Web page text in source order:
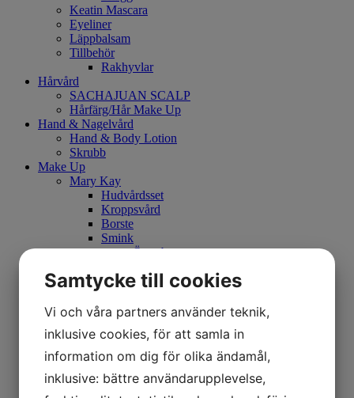
Keatin Mascara
Eyeliner
Läppbalsam
Tillbehör
Rakhyvlar
Hårvård
SACHAJUAN SCALP
Hårfärg/Hår Make Up
Hand & Nagelvård
Hand & Body Lotion
Skrubb
Make Up
Mary Kay
Hudvårdsset
Kroppsvård
Borste
Smink
Ögonbryn
Mascara
Primer
CC Cream
Foundation
Läppenna
Puder
Läppstift
Samtycke till cookies
Vi och våra partners använder teknik,
inklusive cookies, för att samla in
information om dig för olika ändamål,
inklusive: bättre användarupplevelse,